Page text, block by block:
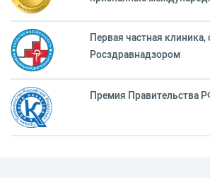
Первая частная
Росздравнадзором
Премия Правительства